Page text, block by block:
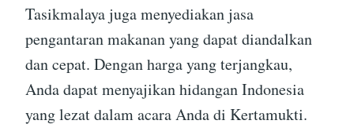
Tasikmalaya juga menyediakan jasa
pengantaran makanan yang dapat diandalkan
dan cepat. Dengan harga yang terjangkau,
Anda dapat menyajikan hidangan Indonesia
yang lezat dalam acara Anda di Kertamukti.